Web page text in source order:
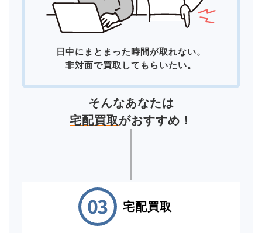
日中にまとまった時間が取れない。
非対面で買取してもらいたい。
そんなあなたは
宅配買取がおすすめ！
宅配買取